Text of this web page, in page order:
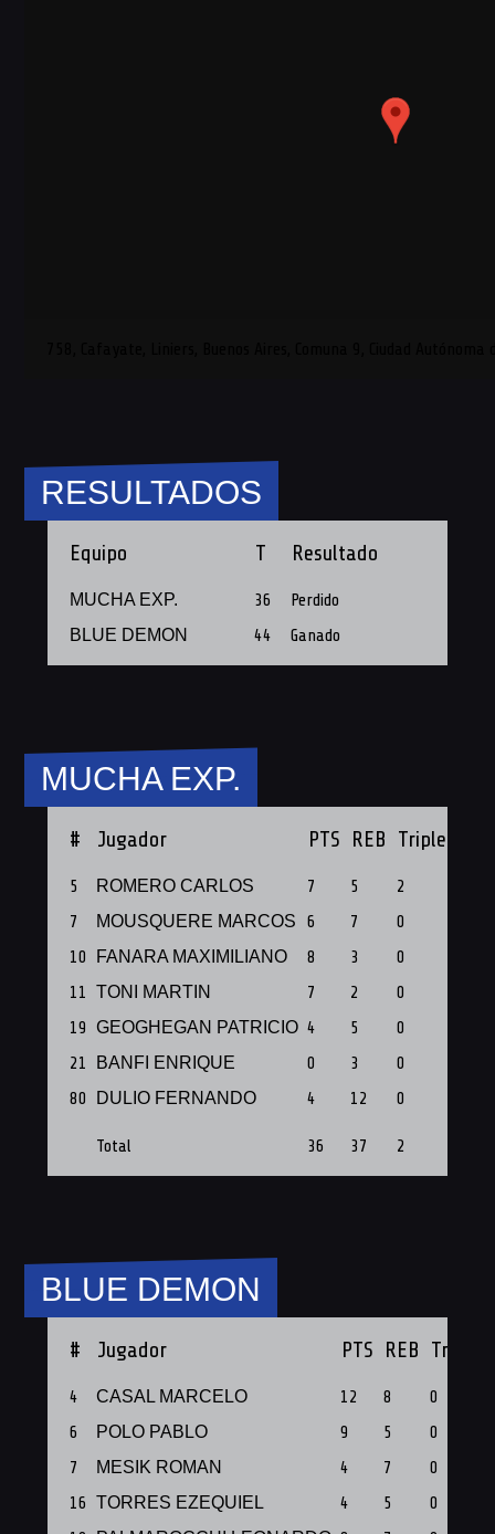
RESULTADOS
Equipo T Resultado
MUCHA EXP. 36 Perdido
BLUE DEMON 44 Ganado
MUCHA EXP.
# Jugador PTS REB Triples
5 ROMERO CARLOS 7 5 2
7
MOUSQUERE MARCOS 6 7 0
10
FANARA MAXIMILIANO 8 3 0
11 TONI MARTIN 7 2 0
19 GEOGHEGAN PATRICIO 4 5 0
21
BANFI ENRIQUE 0 3 0
80
DULIO FERNANDO 4 12 0
Total 36 37 2
BLUE DEMON
# Jugador PTS REB Triples
4 CASAL MARCELO 12 8
0
6
POLO PABLO 9 5
0
7
MESIK ROMAN 4 7
0
16 TORRES EZEQUIEL 4 5
0